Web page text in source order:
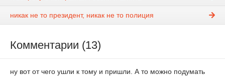
никак не то президент, никак не то полиция
Комментарии (13)
ну вот от чего ушли к тому и пришли. А то можно подумать